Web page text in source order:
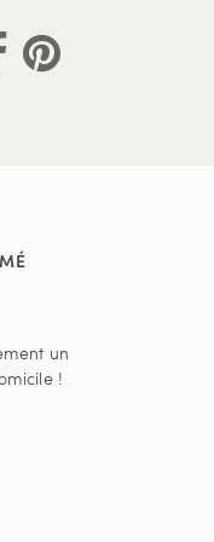
un
!